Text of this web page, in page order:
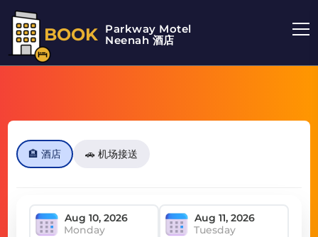
BOOK Parkway Motel
Neenah 酒店
🏨 酒店 🚗 机场接送
Monday Tuesday